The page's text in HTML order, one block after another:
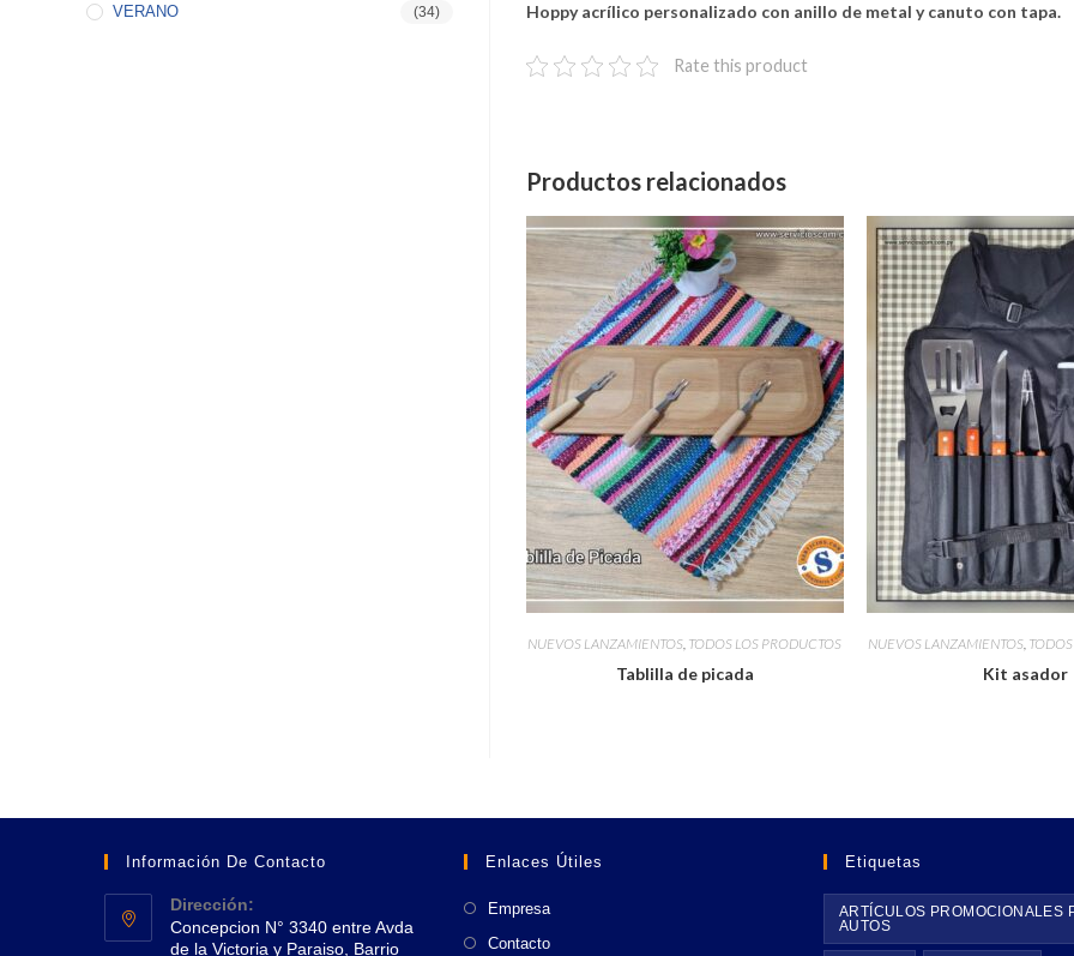
Hoppy acrílico personalizado con anillo de metal y canuto con tapa.
Rate this product
Productos relacionados
NUEVOS LANZAMIENTOS, TODOS LOS PRODUCTOS
Tablilla de picada
NUEVOS LANZAMIENTOS,
Kit asador
VERANO (34)
Información De Contacto
Dirección:
Concepcion N° 3340 entre Avda
de la Victoria y Paraiso, Barrio
Enlaces Útiles
Empresa
Contacto
Etiquetas
ARTÍCULOS PROMOCIONALES
AUTOS